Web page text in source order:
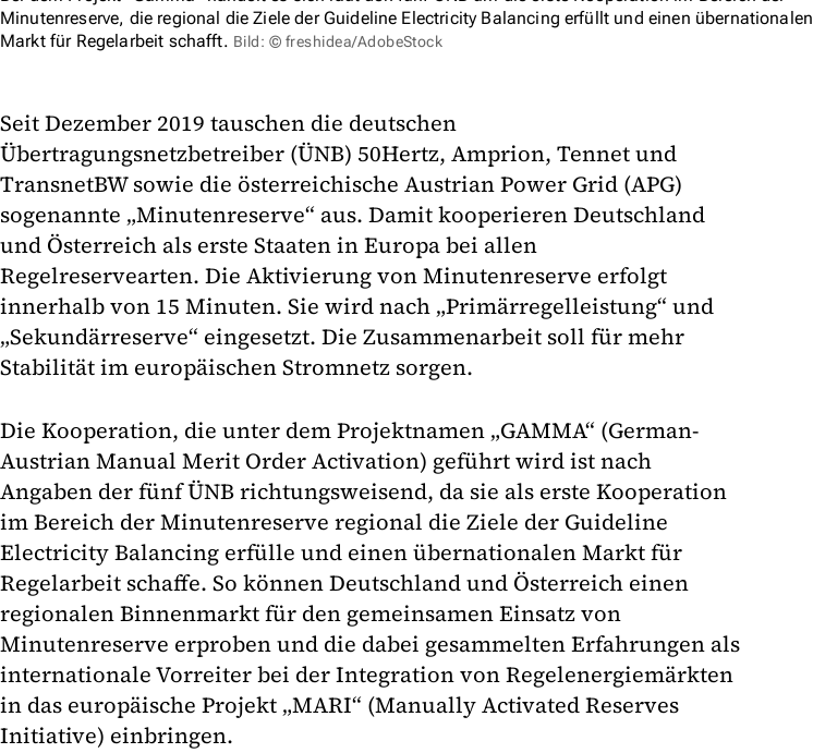
Minutenreserve, die regional die Ziele der Guideline Electricity Balancing erfüllt und einen übernationalen
Markt für Regelarbeit schafft. Bild: © freshidea/AdobeStock
Seit Dezember 2019 tauschen die deutschen
Übertragungsnetzbetreiber (ÜNB) 50Hertz, Amprion, Tennet und
TransnetBW sowie die österreichische Austrian Power Grid (APG)
sogenannte „Minutenreserve“ aus. Damit kooperieren Deutschland
und Österreich als erste Staaten in Europa bei allen
Regelreservearten. Die Aktivierung von Minutenreserve erfolgt
innerhalb von 15 Minuten. Sie wird nach „Primärregelleistung“ und
„Sekundärreserve“ eingesetzt. Die Zusammenarbeit soll für mehr
Stabilität im europäischen Stromnetz sorgen.
Die Kooperation, die unter dem Projektnamen „GAMMA“ (German-
Austrian Manual Merit Order Activation) geführt wird ist nach
Angaben der fünf ÜNB richtungsweisend, da sie als erste Kooperation
im Bereich der Minutenreserve regional die Ziele der Guideline
Electricity Balancing erfülle und einen übernationalen Markt für
Regelarbeit schaffe. So können Deutschland und Österreich einen
regionalen Binnenmarkt für den gemeinsamen Einsatz von
Minutenreserve erproben und die dabei gesammelten Erfahrungen als
internationale Vorreiter bei der Integration von Regelenergiemärkten
in das europäische Projekt „MARI“ (Manually Activated Reserves
Initiative) einbringen.